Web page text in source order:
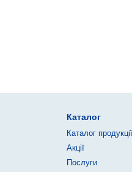
Каталог
Каталог продукції
Акції
Послуги